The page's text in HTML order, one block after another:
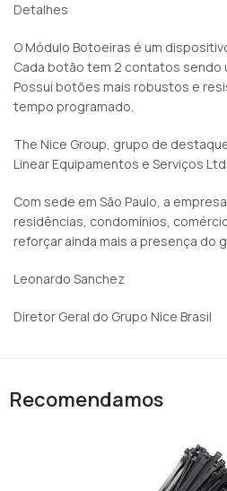
Detalhes
O Módulo Botoeiras é um
Cada botão tem 2 contatos sendo
Possui botões mais robustos e
tempo programado.
The Nice Group, grupo de
Linear Equipamentos e Serviços
Com sede em São Paulo, a
residências, condomínios,
reforçar ainda mais a presença do
Leonardo Sanchez
Diretor Geral do Grupo Nice Brasil
Recomendamos